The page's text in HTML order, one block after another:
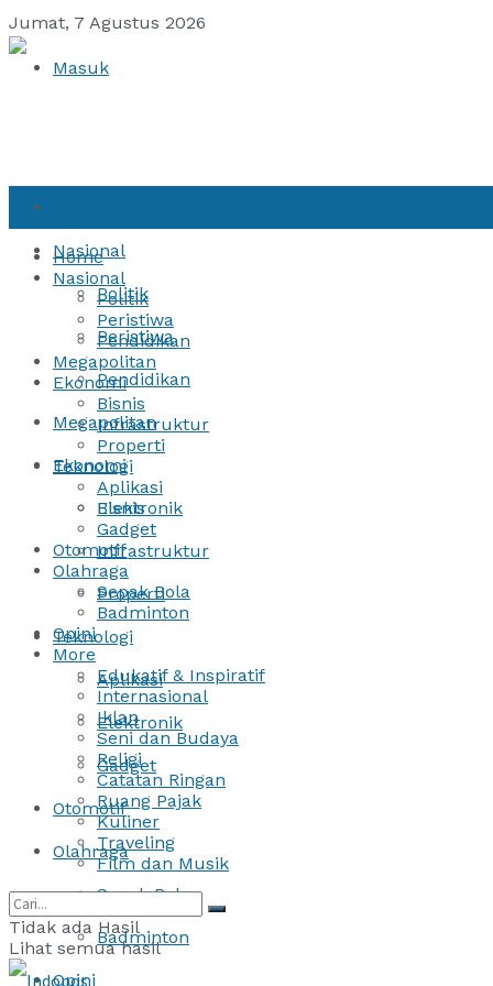
Jumat, 7 Agustus 2026
Masuk
Nasional
Politik
Peristiwa
Pendidikan
Megapolitan
Ekonomi
Bisnis
Infrastruktur
Properti
Teknologi
Aplikasi
Elektronik
Gadget
Otomotif
Olahraga
Sepak Bola
Badminton
Opini
Home
Nasional
Politik
Peristiwa
Pendidikan
Megapolitan
Ekonomi
Bisnis
Infrastruktur
Properti
Teknologi
Aplikasi
Elektronik
Gadget
Otomotif
Olahraga
Sepak Bola
Badminton
Opini
More
Edukatif & Inspiratif
Internasional
Iklan
Seni dan Budaya
Religi
Catatan Ringan
Ruang Pajak
Kuliner
Traveling
Film dan Musik
Tidak ada Hasil
Lihat semua hasil